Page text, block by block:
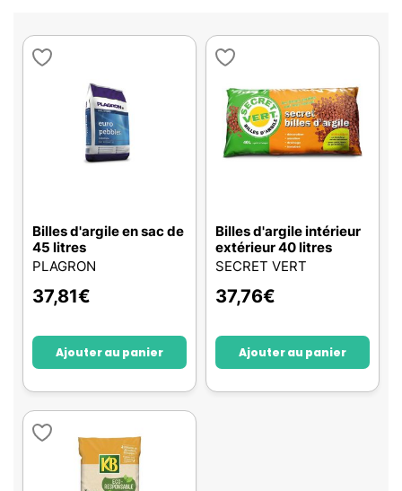
Billes d'argile en sac de
45 litres
PLAGRON
37,81€
Ajouter au panier
Billes d'argile intérieur
extérieur 40 litres
SECRET VERT
37,76€
Ajouter au panier